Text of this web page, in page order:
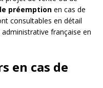
préemption en cas de
consultables en détail
française en
en cas de